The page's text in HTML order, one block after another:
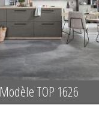
Modèle TOP 1626